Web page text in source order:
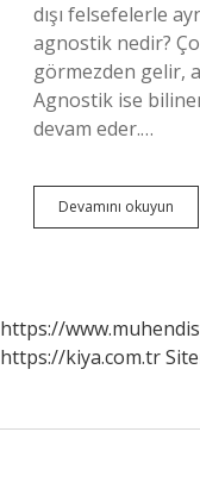
dışı felsefelerle
agnostik nedir?
görmezden gelir,
Agnostik ise
devam eder.…
Devamını okuyun
https://
https://kiya.com.tr